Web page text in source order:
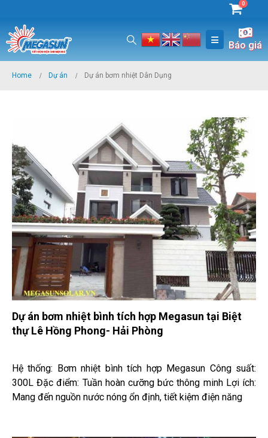
0
Báo giá
Home Dự án Dự án bơm nhiệt Dân Dụng
Dự án bơm nhiệt bình tích hợp Megasun tại Biệt
thự Lê Hồng Phong- Hải Phòng
Hệ thống: Bơm nhiệt bình tích hợp Megasun Công suất:
300L Đặc điểm: Tuần hoàn cưỡng bức thông minh Lợi ích:
Mang đến nguồn nước nóng ổn định, tiết kiệm điện năng